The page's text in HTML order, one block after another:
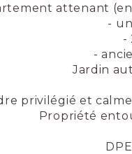
attenant
-
-
-
Jardin
privilégié et
Propriété